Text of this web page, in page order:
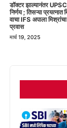
डॉक्टर झाल्यानंतर UPSC
निर्णय ; तिसऱ्या
वाचा IFS अपाला
प्रवास
मार्च 19, 2025